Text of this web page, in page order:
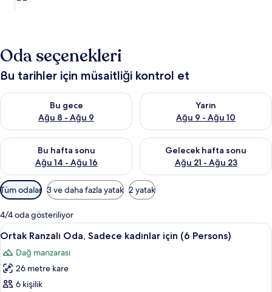
Oda seçenekleri
Bu tarihler için müsaitliği kontrol et
Bu gece
Ağu 8 - Ağu 9
Bu gece için müsaitliği kontrol et Ağu 8 - Ağu 9
Yarın
Ağu 9 - Ağu 10
Yarın için müsaitliği kontrol
Bu hafta sonu
Ağu 14 - Ağu 16
Bu hafta sonu için müsaitliği kontrol et Ağu 14 - Ağu 16
Gelecek hafta sonu
Ağu 21 - Ağu 23
Önümüzdeki hafta sonu için
Odalar
için
mevcut
filtreler
Tüm odalar 3 ve daha fazla yatak 2 yatak
4/4 oda gösteriliyor
Ortak
Ranzalı
Oda,
Sadece
kadınlar
Ortak Ranzalı Oda, Sadece kadınlar
2
Ortak Ranzalı Oda, Sadece kadınlar için (6 Persons)
Dağ manzarası
26 metre kare
6 kişilik